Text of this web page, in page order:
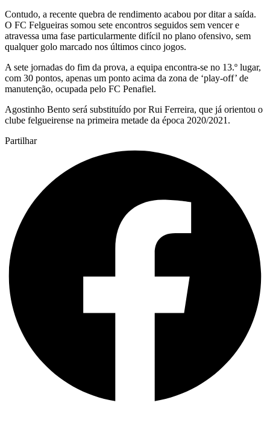
Contudo, a recente quebra de rendimento acabou por ditar a saída.
O FC Felgueiras somou sete encontros seguidos sem vencer e
atravessa uma fase particularmente difícil no plano ofensivo, sem
qualquer golo marcado nos últimos cinco jogos.
A sete jornadas do fim da prova, a equipa encontra-se no 13.º lugar,
com 30 pontos, apenas um ponto acima da zona de ‘play-off’ de
manutenção, ocupada pelo FC Penafiel.
Agostinho Bento será substituído por Rui Ferreira, que já orientou o
clube felgueirense na primeira metade da época 2020/2021.
Partilhar